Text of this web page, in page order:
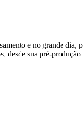
e no grande dia,
sua pré-